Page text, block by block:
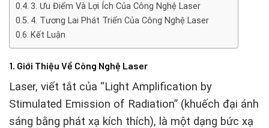
3. Ưu Điểm Và Lợi Ích Của Công Nghệ Laser
4. Tương Lai Phát Triển Của Công Nghệ Laser
Kết Luận
1. Giới Thiệu Về Công Nghệ Laser
Laser, viết tắt của “Light Amplification by
Stimulated Emission of Radiation” (khuếch đại ánh
sáng bằng phát xạ kích thích), là một dạng bức xạ